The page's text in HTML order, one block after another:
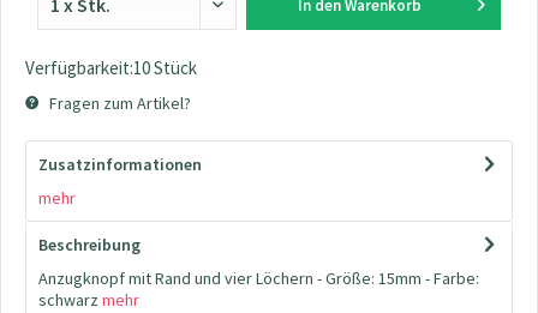
In den Warenkorb
Verfügbarkeit:10 Stück
Fragen zum Artikel?
Zusatzinformationen
mehr
Beschreibung
Anzugknopf mit Rand und vier Löchern - Größe: 15mm - Farbe:
schwarzmehr